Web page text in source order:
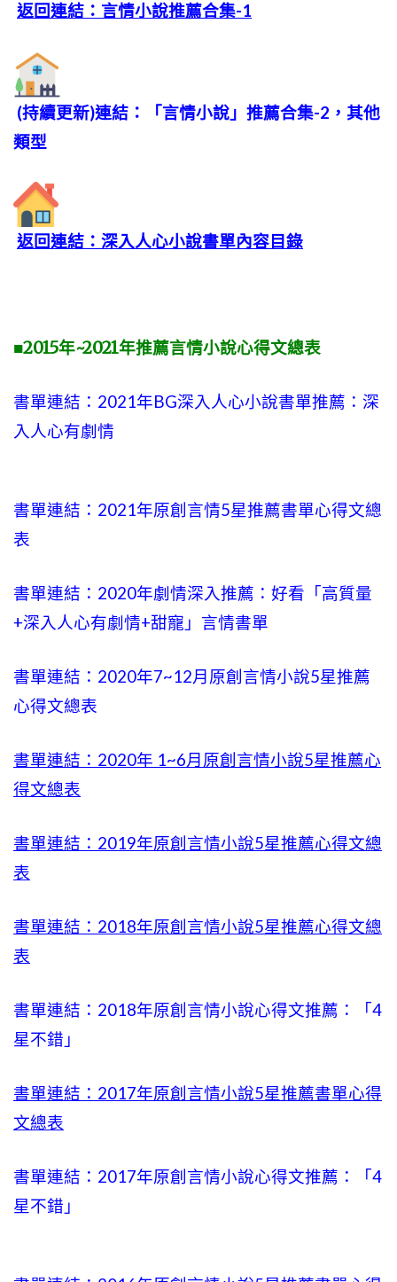
返回連結：言情小說推薦合集-1
(持續更新)連結：「言情小說」推薦合集-2，其他
類型
返回連結：深入人心小說書單內容目錄
■2015年~2021年推薦言情小說心得文總表
書單連結：2021年BG深入人心小說書單推薦：深
入人心有劇情
書單連結：2021年原創言情5星推薦書單心得文總
表
書單連結：2020年劇情深入推薦：好看「高質量
+深入人心有劇情+甜寵」言情書單
書單連結：2020年7~12月原創言情小說5星推薦
心得文總表
書單連結：2020年 1~6月原創言情小說5星推薦心
得文總表
書單連結：2019年原創言情小說5星推薦心得文總
表
書單連結：2018年原創言情小說5星推薦心得文總
表
書單連結：2018年原創言情小說心得文推薦：「4
星不錯」
書單連結：2017年原創言情小說5星推薦書單心得
文總表
書單連結：2017年原創言情小說心得文推薦：「4
星不錯」